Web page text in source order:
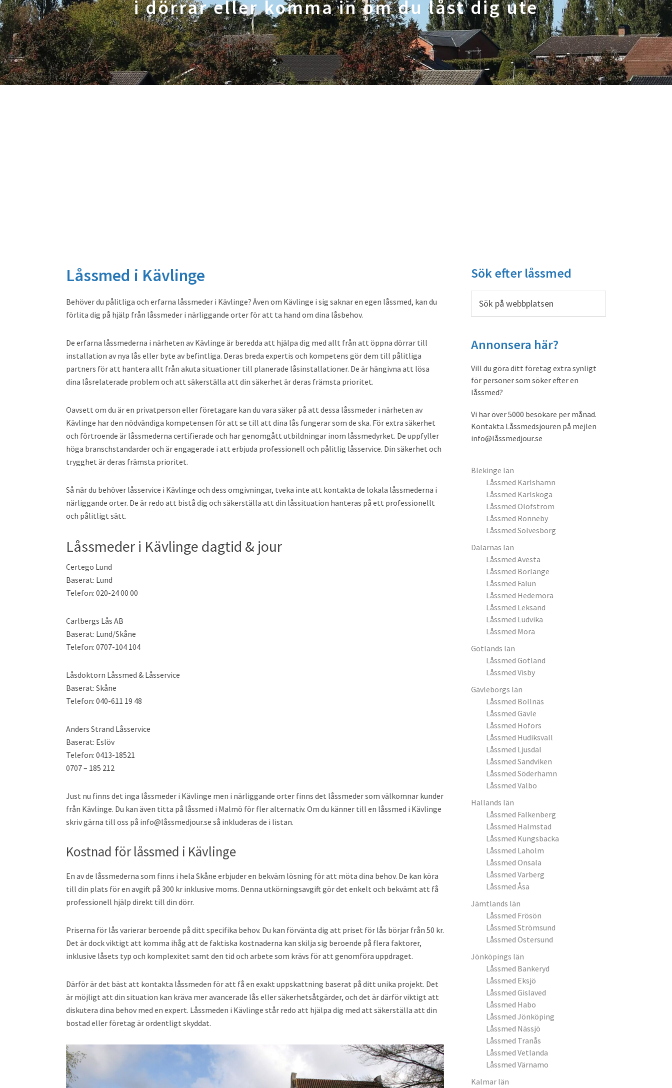
i dörrar eller komma in om du låst dig ute
Låssmed i Kävlinge
Behöver du pålitliga och erfarna låssmeder i Kävlinge? Även om Kävlinge i sig saknar en egen låssmed, kan du
förlita dig på hjälp från låssmeder i närliggande orter för att ta hand om dina låsbehov.
De erfarna låssmederna i närheten av Kävlinge är beredda att hjälpa dig med allt från att öppna dörrar till
installation av nya lås eller byte av befintliga. Deras breda expertis och kompetens gör dem till pålitliga
partners för att hantera allt från akuta situationer till planerade låsinstallationer. De är hängivna att lösa
dina låsrelaterade problem och att säkerställa att din säkerhet är deras främsta prioritet.
Oavsett om du är en privatperson eller företagare kan du vara säker på att dessa låssmeder i närheten av
Kävlinge har den nödvändiga kompetensen för att se till att dina lås fungerar som de ska. För extra säkerhet
och förtroende är låssmederna certifierade och har genomgått utbildningar inom låssmedyrket. De uppfyller
höga branschstandarder och är engagerade i att erbjuda professionell och pålitlig låsservice. Din säkerhet och
trygghet är deras främsta prioritet.
Så när du behöver låsservice i Kävlinge och dess omgivningar, tveka inte att kontakta de lokala låssmederna i
närliggande orter. De är redo att bistå dig och säkerställa att din låssituation hanteras på ett professionellt
och pålitligt sätt.
Låssmeder i Kävlinge dagtid & jour
Certego Lund
Baserat: Lund
Telefon: 020-24 00 00
Carlbergs Lås AB
Baserat: Lund/Skåne
Telefon: 0707-104 104
Låsdoktorn Låssmed & Låsservice
Baserat: Skåne
Telefon: 040-611 19 48
Anders Strand Låsservice
Baserat: Eslöv
Telefon: 0413-18521
0707 – 185 212
Just nu finns det inga låssmeder i Kävlinge men i närliggande orter finns det låssmeder som välkomnar kunder
från Kävlinge. Du kan även titta på låssmed i Malmö för fler alternativ. Om du känner till en låssmed i Kävlinge
skriv gärna till oss på info@låssmedjour.se så inkluderas de i listan.
Kostnad för låssmed i Kävlinge
En av de låssmederna som finns i hela Skåne erbjuder en bekväm lösning för att möta dina behov. De kan köra
till din plats för en avgift på 300 kr inklusive moms. Denna utkörningsavgift gör det enkelt och bekvämt att få
professionell hjälp direkt till din dörr.
Priserna för lås varierar beroende på ditt specifika behov. Du kan förvänta dig att priset för lås börjar från 50 kr.
Det är dock viktigt att komma ihåg att de faktiska kostnaderna kan skilja sig beroende på flera faktorer,
inklusive låsets typ och komplexitet samt den tid och arbete som krävs för att genomföra uppdraget.
Därför är det bäst att kontakta låssmeden för att få en exakt uppskattning baserat på ditt unika projekt. Det
är möjligt att din situation kan kräva mer avancerade lås eller säkerhetsåtgärder, och det är därför viktigt att
diskutera dina behov med en expert. Låssmeden i Kävlinge står redo att hjälpa dig med att säkerställa att din
bostad eller företag är ordentligt skyddat.
Primärt
sidofält
Sök efter låssmed
Annonsera här?
Vill du göra ditt företag extra synligt
för personer som söker efter en
låssmed?
Vi har över 5000 besökare per månad.
Kontakta Låssmedsjouren på mejlen
info@låssmedjour.se
Blekinge län
Låssmed Karlshamn
Låssmed Karlskoga
Låssmed Olofström
Låssmed Ronneby
Låssmed Sölvesborg
Dalarnas län
Låssmed Avesta
Låssmed Borlänge
Låssmed Falun
Låssmed Hedemora
Låssmed Leksand
Låssmed Ludvika
Låssmed Mora
Gotlands län
Låssmed Gotland
Låssmed Visby
Gävleborgs län
Låssmed Bollnäs
Låssmed Gävle
Låssmed Hofors
Låssmed Hudiksvall
Låssmed Ljusdal
Låssmed Sandviken
Låssmed Söderhamn
Låssmed Valbo
Hallands län
Låssmed Falkenberg
Låssmed Halmstad
Låssmed Kungsbacka
Låssmed Laholm
Låssmed Onsala
Låssmed Varberg
Låssmed Åsa
Jämtlands län
Låssmed Frösön
Låssmed Strömsund
Låssmed Östersund
Jönköpings län
Låssmed Bankeryd
Låssmed Eksjö
Låssmed Gislaved
Låssmed Habo
Låssmed Jönköping
Låssmed Nässjö
Låssmed Tranås
Låssmed Vetlanda
Låssmed Värnamo
Kalmar län